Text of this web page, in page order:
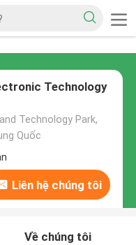
Technology
Technology Park,
Quốc
Liên hệ chúng tôi
Về chúng tôi